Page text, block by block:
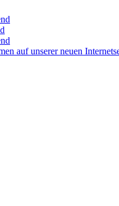
auf unserer neuen